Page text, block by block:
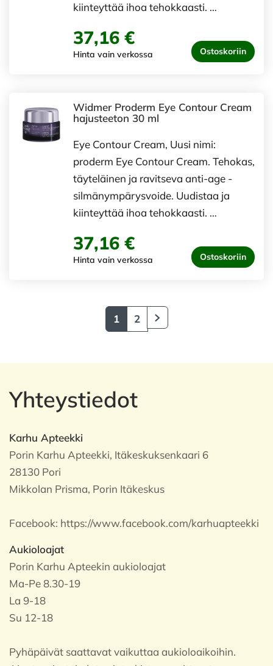
kiinteyttää ihoa tehokkaasti. …
37,16 €
Hinta vain verkossa Ostoskoriin
Widmer Proderm Eye Contour Cream
hajusteeton 30 ml
Eye Contour Cream, Uusi nimi:
proderm Eye Contour Cream. Tehokas,
täyteläinen ja ravitseva anti-age -
silmänympärysvoide. Uudistaa ja
kiinteyttää ihoa tehokkaasti. …
37,16 €
Hinta vain verkossa Ostoskoriin
1 2
Yhteystiedot
Karhu Apteekki
Porin Karhu Apteekki, Itäkeskuksenkaari 6
28130 Pori
Mikkolan Prisma, Porin Itäkeskus
Facebook: https://www.facebook.com/karhuapteekki
Aukioloajat
Porin Karhu Apteekin aukioloajat
Ma-Pe 8.30-19
La 9-18
Su 12-18
Pyhäpäivät saattavat vaikuttaa aukioloaikoihin.